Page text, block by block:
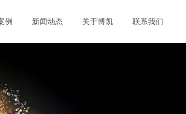
例 新闻动态 关于博凯 联系我们